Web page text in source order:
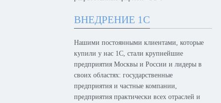
ВНЕДРЕНИЕ 1С
Нашими постоянными клиентами, которые
купили у нас 1С, стали крупнейшие
предприятия Москвы и России и лидеры в
своих областях: государственные
предприятия и частные компании,
предприятия практически всех отраслей и